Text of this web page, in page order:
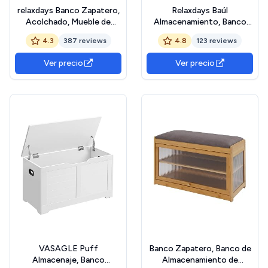
relaxdays Banco Zapatero,
Acolchado, Mueble de
Pasillo, Tres
Compartimentos, Asiento,
45 x 62 x 30 cm, 1 Ud.
Blanco
4.3 387 reviews
Ver precio
Relaxdays Baúl
Almacenamiento, Banco
Almacenaje, Puff Asiento,
Otomana, Cuero Sintético,
39 x 75 x 37 cm, 1 Ud.,
Blanco
4.8 123 reviews
Ver precio
VASAGLE Puff
Almacenaje, Banco
Banco Zapatero, Banco de
Almacenamiento de